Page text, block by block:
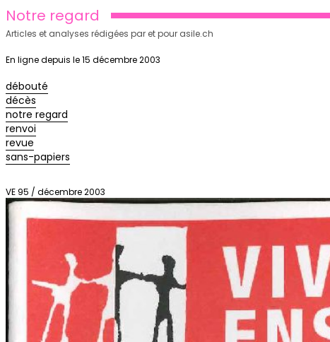
Notre regard
Articles et analyses rédigées par et pour asile.ch
En ligne depuis le 15 décembre 2003
débouté
décès
notre regard
renvoi
revue
sans-papiers
VE 95 / décembre 2003